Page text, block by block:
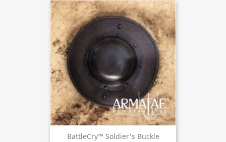
BattleCry™ Soldier's Buckle